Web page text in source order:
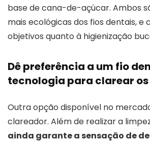
base de cana-de-açúcar. Ambos
mais ecológicas dos fios dentais, e
objetivos quanto à higienização
Dê preferência a um fio
tecnologia para clarear
Outra opção disponível no
clareador. Além de realizar a
ainda garante a sensação de